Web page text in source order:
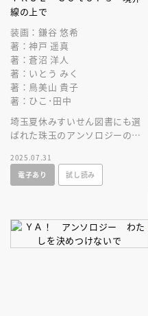
線の上で
装画：鎌谷 悠希
著：神戸 遥真
著：蒼沼 洋人
著：いとう みく
著：鳥美山 貴子
著：ひこ･田中
埼玉夏休みすいせん図書にも選
ばれた珠玉のアンソロジーの第
ダーの問題を児童文学作家が鋭
く描きます。
2025.07.31
電子あり
試し読み